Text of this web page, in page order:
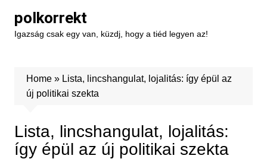
content
polkorrekt
Igazság csak egy van, küzdj, hogy a tiéd legyen az!
Home» Lista, lincshangulat, lojalitás: így épül az
új politikai szekta
Lista, lincshangulat, lojalitás:
így épül az új politikai szekta